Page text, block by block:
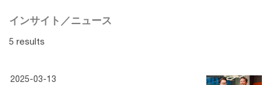
インサイト／ニュース
5 results
2025-03-13